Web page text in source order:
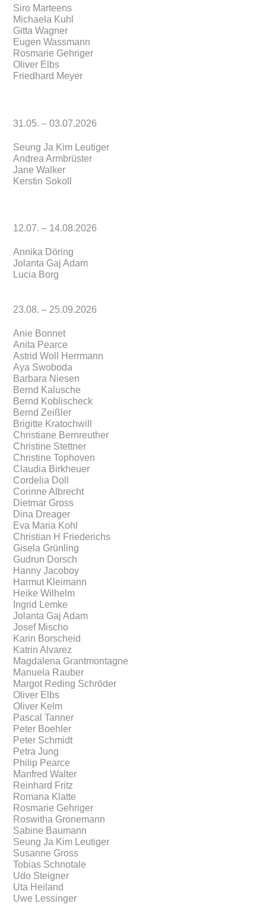
Siro Marteens
Michaela Kuhl
Gitta Wagner
Eugen Wassmann
Rosmarie Gehriger
Oliver Elbs
Friedhard Meyer
31.05. – 03.07.2026
Seung Ja Kim Leutiger
Andrea Armbrüster
Jane Walker
Kerstin Sokoll
12.07. – 14.08.2026
Annika Döring
Jolanta Gaj Adam
Lucia Borg
23.08. – 25.09.2026
Anie Bonnet
Anita Pearce
Astrid Woll Herrmann
Aya Swoboda
Barbara Niesen
Bernd Kalusche
Bernd Koblischeck
Bernd Zeißler
Brigitte Kratochwill
Christiane Bernreuther
Christine Stettner
Christine Tophoven
Claudia Birkheuer
Cordelia Doll
Corinne Albrecht
Dietmar Gross
Dina Dreager
Eva Maria Kohl
Christian H Friederichs
Gisela Grünling
Gudrun Dorsch
Hanny Jacoboy
Harmut Kleimann
Heike Wilhelm
Ingrid Lemke
Jolanta Gaj Adam
Josef Mischo
Karin Borscheid
Katrin Alvarez
Magdalena Grantmontagne
Manuela Rauber
Margot Reding Schröder
Oliver Elbs
Oliver Kelm
Pascal Tanner
Peter Boehler
Peter Schmidt
Petra Jung
Philip Pearce
Manfred Walter
Reinhard Fritz
Romana Klatte
Rosmarie Gehriger
Roswitha Gronemann
Sabine Baumann
Seung Ja Kim Leutiger
Susanne Gross
Tobias Schnotale
Udo Steigner
Uta Heiland
Uwe Lessinger